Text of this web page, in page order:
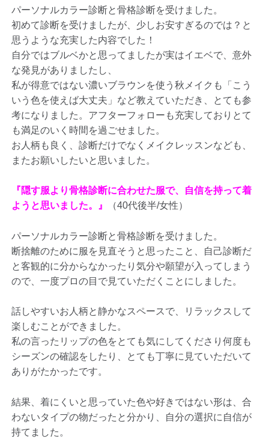
パーソナルカラー診断と骨格診断を受けました。
初めて診断を受けましたが、少しお安すぎるのでは？と
思うような充実した内容でした！
自分ではブルベかと思ってましたが実はイエベで、意外
な発見がありましたし、
私が得意ではない濃いブラウンを使う秋メイクも「こう
いう色を使えば大丈夫」など教えていただき、とても参
考になりました。アフターフォローも充実しておりとて
も満足のいく時間を過ごせました。
お人柄も良く、診断だけでなくメイクレッスンなども、
またお願いしたいと思いました。
『隠す服より骨格診断に合わせた服で、自信を持って着
ようと思いました。』
（40代後半/女性）
パーソナルカラー診断と骨格診断を受けました。
断捨離のために服を見直そうと思ったこと、自己診断だ
と客観的に分からなかったり気分や願望が入ってしまう
ので、一度プロの目で見ていただくことにしました。
話しやすいお人柄と静かなスペースで、リラックスして
楽しむことができました。
私の言ったリップの色をとても気にしてくださり何度も
シーズンの確認をしたり、とても丁寧に見ていただいて
ありがたかったです。
結果、着にくいと思っていた色や好きではない形は、合
わないタイプの物だったと分かり、自分の選択に自信が
持てました。